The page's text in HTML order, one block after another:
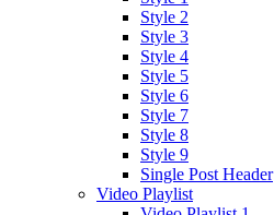
Style 2
Style 3
Style 4
Style 5
Style 6
Style 7
Style 8
Style 9
Single Post Header
Video Playlist